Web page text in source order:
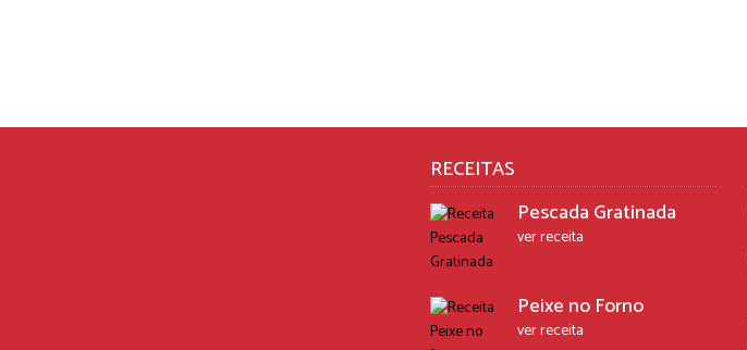
RECEITAS
Pescada Gratinada
ver receita
Peixe no Forno
ver receita